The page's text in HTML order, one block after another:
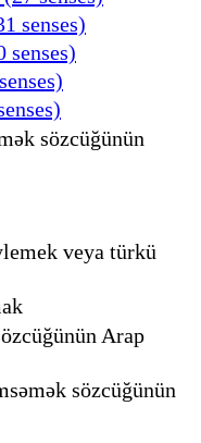
senses)
sözcüğünün
veya türkü
Arap
sözcüğünün